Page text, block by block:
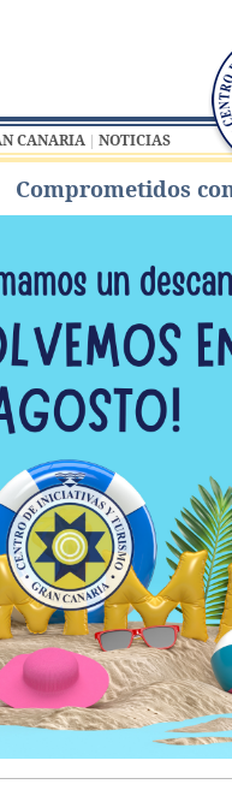
CANARIA NOTICIAS
Comprometidos